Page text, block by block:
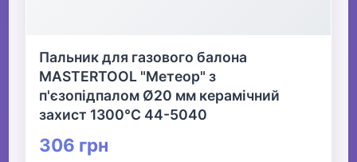
Пальник для газового балона
MASTERTOOL "Метеор" з
п'єзопідпалом Ø20 мм керамічний
захист 1300°С 44-5040
306 грн